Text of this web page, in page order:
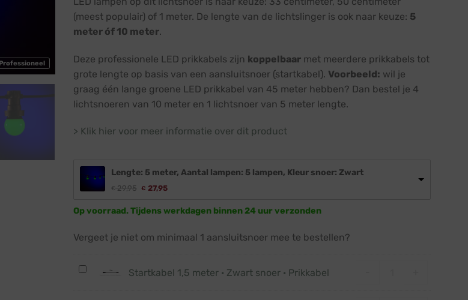
Professioneel
(meest populair) of 1 meter. De lengte van de lichtslinger is ook naar keuze: 5
meter óf 10 meter.
Deze professionele LED prikkabels zijn koppelbaar met meerdere prikkabels tot
grote lengte op basis van een aansluitsnoer (startkabel). Voorbeeld: wil je
graag één lange groene LED prikkabel van 45 meter hebben? Dan bestel je 4
lichtsnoeren van 10 meter en 1 lichtsnoer van 5 meter lengte.
> Klik hier voor meer informatie over dit product
Lengte: 5 meter, Aantal lampen: 5 lampen, Kleur snoer: Zwart
€ 29,95 € 27,95
Op voorraad. Tijdens werkdagen binnen 24 uur verzonden
Vergeet je niet om minimaal 1 aansluitsnoer mee te bestellen?
Startkabel
Startkabel 1,5 meter · Zwart snoer · Prikkabel